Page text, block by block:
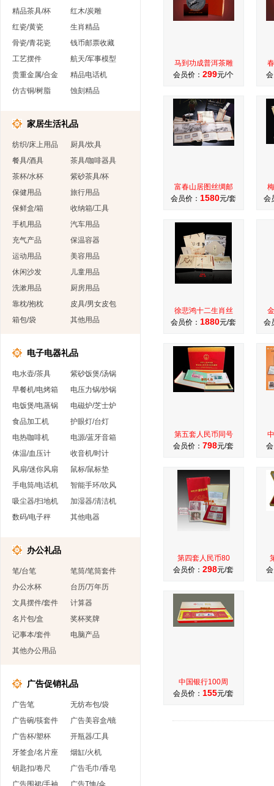
精品茶具/杯
红木/炭雕
红瓷/黄瓷
生肖精品
骨瓷/青花瓷
钱币邮票收藏
工艺摆件
航天/军事模型
贵重金属/合金
精品电话机
仿古铜/树脂
蚀刻精品
家居生活礼品
纺织/床上用品
厨具/炊具
餐具/酒具
茶具/咖啡器具
茶杯/水杯
紫砂茶具/杯
保健用品
旅行用品
保鲜盒/箱
收纳箱/工具
手机用品
汽车用品
充气产品
保温容器
运动用品
美容用品
休闲沙发
儿童用品
洗漱用品
厨房用品
靠枕/抱枕
皮具/男女皮包
箱包/袋
其他用品
电子电器礼品
电水壶/茶具
紫砂饭煲/汤锅
早餐机/电烤箱
电压力锅/炒锅
电饭煲/电蒸锅
电磁炉/芝士炉
食品加工机
护眼灯/台灯
电热咖啡机
电源/蓝牙音箱
体温/血压计
收音机/时计
风扇/迷你风扇
鼠标/鼠标垫
手电筒/电话机
智能手环/吹风
吸尘器/扫地机
加湿器/清洁机
数码/电子秤
其他电器
办公礼品
笔/台笔
笔筒/笔筒套件
办公水杯
台历/万年历
文具摆件/套件
计算器
名片包/盒
奖杯奖牌
记事本/套件
电脑产品
其他办公用品
广告促销礼品
广告笔
无纺布包/袋
广告碗/筷套件
广告美容盒/镜
广告杯/塑杯
开瓶器/工具
牙签盒/名片座
烟缸/火机
钥匙扣/卷尺
广告毛巾/香皂
广告围裙/手袖
广告T恤/伞
马到功成普洱茶雕
会员价： 299元/个
富春山居图丝绸邮
会员价： 1580元/套
会
徐悲鸿十二生肖丝
会员价： 1880元/套
会
第五套人民币同号
会员价： 798元/套
第四套人民币80
会员价： 298元/套
中国银行100周
会员价： 155元/套